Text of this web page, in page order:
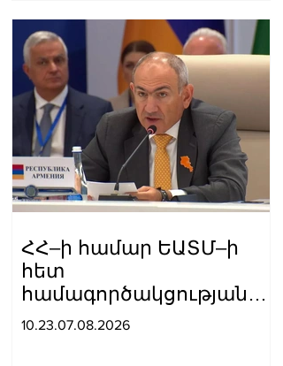
ՀՀ–ի համար ԵԱՏՄ–ի
հետ
համագործակցության
խորացումը
10.23.07.08.2026